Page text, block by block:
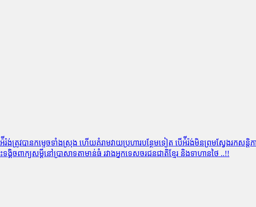
ត្រូវបានកម្ទេចទាំងស្រុង ហើយគំរាមវាយប្រហារបន្ថែមទៀត បើអ៉ីរ៉ង់មិនព្រមស្វែងរកសន្តិភ
គិចពាក្យសម្តីនៅប្រាសាទតាមាន់ធំ រវាងអ្នកទេសចរជនជាតិខ្មែរ និងទាហានថៃ ..!!